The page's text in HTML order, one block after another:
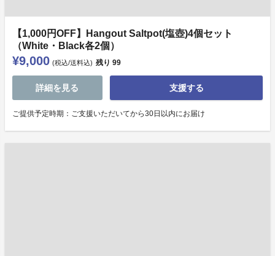
【1,000円OFF】Hangout Saltpot(塩壺)4個セット
（White・Black各2個）
¥9,000 (税込/送料込) 残り 99
詳細を見る 支援する
ご提供予定時期：ご支援いただいてから30日以内にお届け